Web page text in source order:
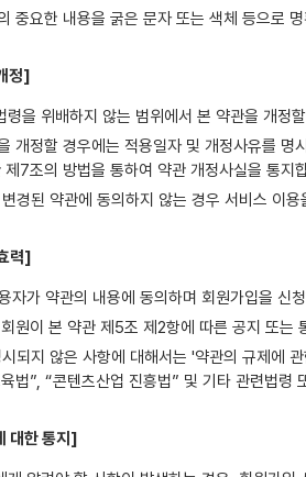
중요한 내용을 굵은 문자 또는 색체 등으로
정]
령을 위배하지 않는 범위에서 본 약관을 개정
개정할 경우에는 적용일자 및 개정사유를
제7조의 방법을 통하여 약관 개정사실을 통지
경된 약관에 동의하지 않는 경우 서비스 이
력]
자가 약관의 내용에 동의하며 회원가입을 신
원이 본 약관 제5조 제2항에 따른 공지 또는
되지 않은 사항에 대해서는 '약관의 규제에
법”, “콘텐츠산업 진흥법” 및 기타 관련법령
대한 통지]